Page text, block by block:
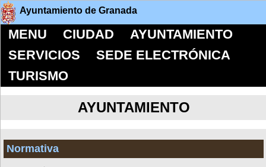
Ayuntamiento de Granada
MENU CIUDAD
AYUNTAMIENTO
SERVICIOS
SEDE ELECTRÓNICA
TURISMO
AYUNTAMIENTO
Normativa